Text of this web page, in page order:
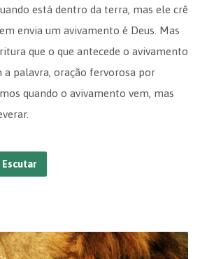
está dentro da terra, mas ele crê
envia um avivamento é Deus. Mas
que o que antecede o avivamento
a palavra, oração fervorosa por
quando o avivamento vem, mas
Escutar